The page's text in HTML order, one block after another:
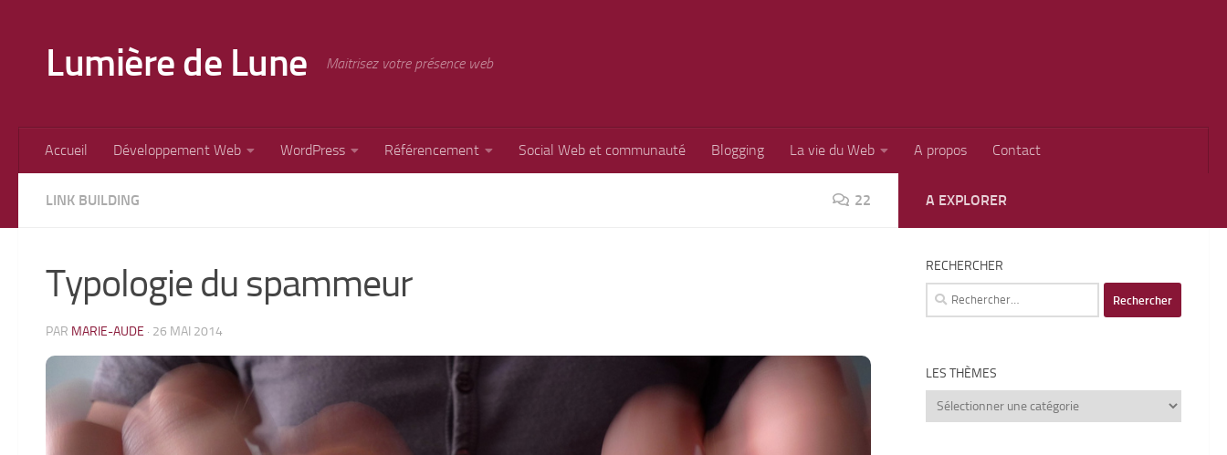
Lumière de Lune Maitrisez votre présence web
Accueil Développement Web WordPress Référencement Social Web et communauté Blogging La vie du Web A propos Contact
LINK BUILDING 22
Typologie du spammeur
PAR MARIE-AUDE · 26 MAI 2014
A EXPLORER
RECHERCHER
Rechercher :
LES THÈMES
Les
thèmes